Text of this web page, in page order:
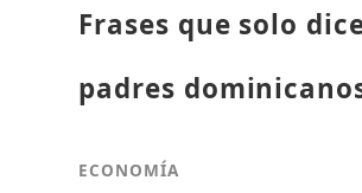
Frases que solo
padres
ECONOMÍA